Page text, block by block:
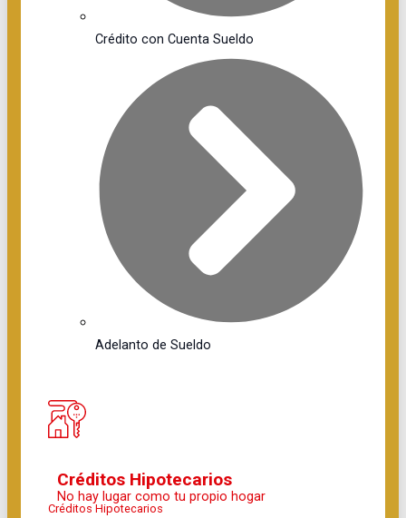
Crédito con Cuenta Sueldo
Adelanto de Sueldo
Créditos Hipotecarios
No hay lugar como tu propio hogar
Créditos Hipotecarios